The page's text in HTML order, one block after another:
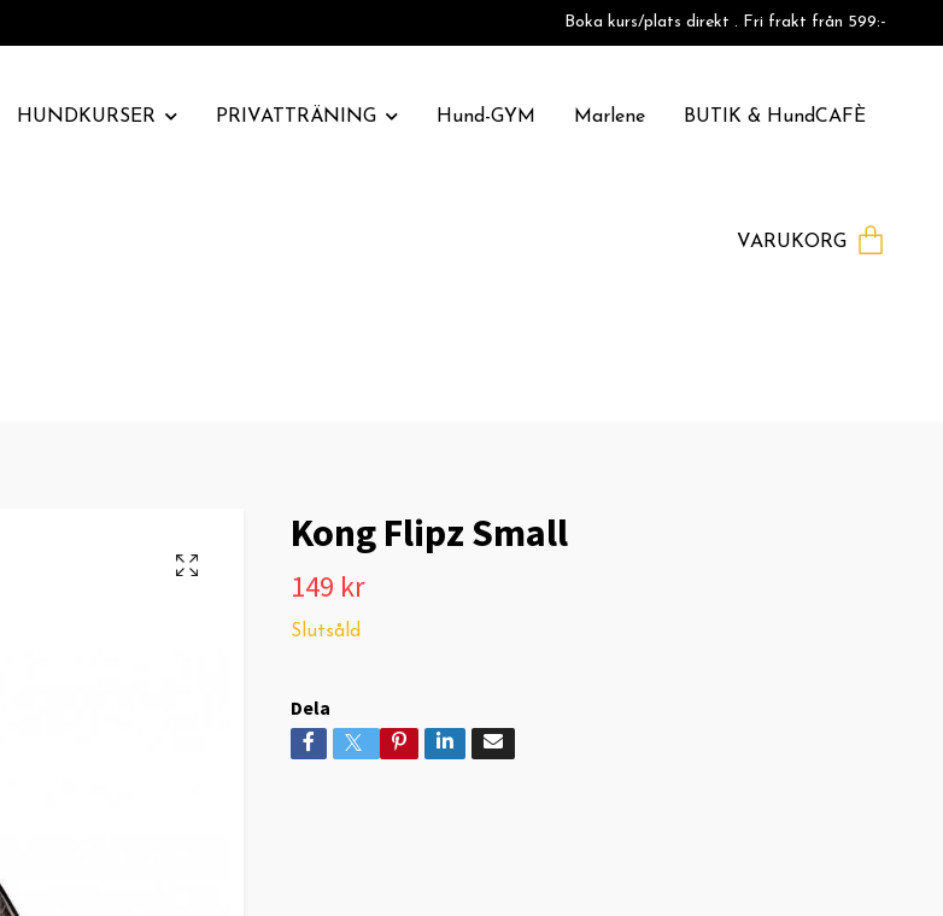
Boka kurs/plats direkt . Fri frakt från 599:-
HUNDKURSER PRIVATTRÄNING Hund-GYM Marlene BUTIK & HundCAFÈ
VARUKORG
Kong Flipz Small
149 kr
Slutsåld
Dela